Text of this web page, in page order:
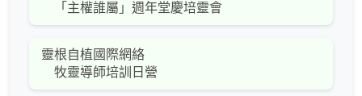
「主權誰屬」週年堂慶培靈會
靈根自植國際網絡
牧靈導師培訓日營